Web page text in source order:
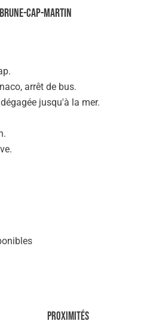
Cap-Martin
arrêt de bus.
jusqu'à la mer.
Proximités